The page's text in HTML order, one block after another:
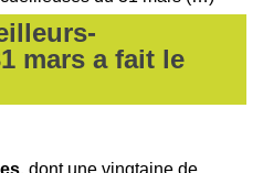
mars a fait le
, dont une vingtaine de